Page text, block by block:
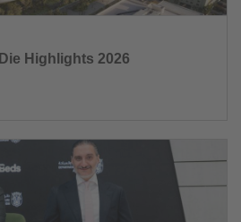
Highlights 2026
07.11.2025